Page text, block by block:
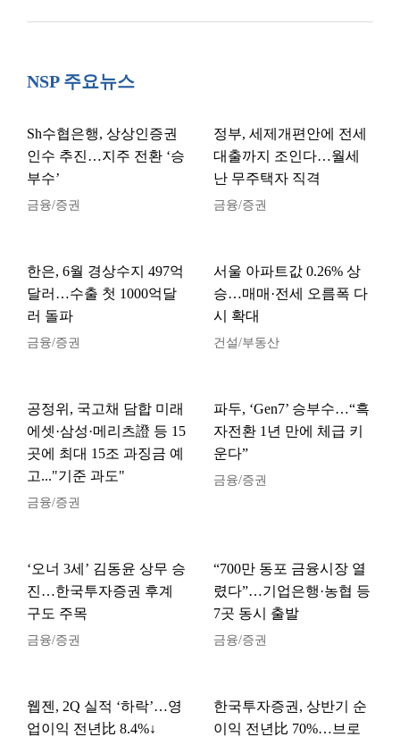
NSP 주요뉴스
Sh수협은행, 상상인증권
인수 추진…지주 전환 ‘승
부수’
금융/증권
정부, 세제개편안에 전세
대출까지 조인다…월세
난 무주택자 직격
금융/증권
한은, 6월 경상수지 497억
달러…수출 첫 1000억달
러 돌파
금융/증권
서울 아파트값 0.26% 상
승…매매·전세 오름폭 다
시 확대
건설/부동산
공정위, 국고채 담합 미래
에셋·삼성·메리츠證 등 15
곳에 최대 15조 과징금 예
고..."기준 과도"
금융/증권
파두, ‘Gen7’ 승부수…“흑
자전환 1년 만에 체급 키
운다”
금융/증권
‘오너 3세’ 김동윤 상무 승
진…한국투자증권 후계
구도 주목
금융/증권
“700만 동포 금융시장 열
렸다”…기업은행·농협 등
7곳 동시 출발
금융/증권
웹젠, 2Q 실적 ‘하락’…영
업이익 전년比 8.4%↓
한국투자증권, 상반기 순
이익 전년比 70%…브로